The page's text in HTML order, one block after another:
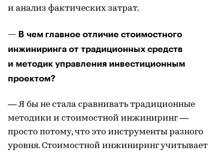
и анализ фактических затрат.
— В чем главное отличие стоимостного
инжиниринга от традиционных средств
и методик управления инвестиционным
проектом?
— Я бы не стала сравнивать традиционные
методики и стоимостной инжиниринг —
просто потому, что это инструменты разного
уровня. Стоимостной инжиниринг учитывает